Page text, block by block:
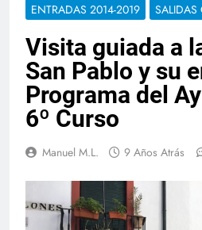
ENTRADAS 2014-2019 SALIDAS
Visita guiada a
San Pablo y su
Programa del
6º Curso
Manuel M.L. 9 Años Atrás